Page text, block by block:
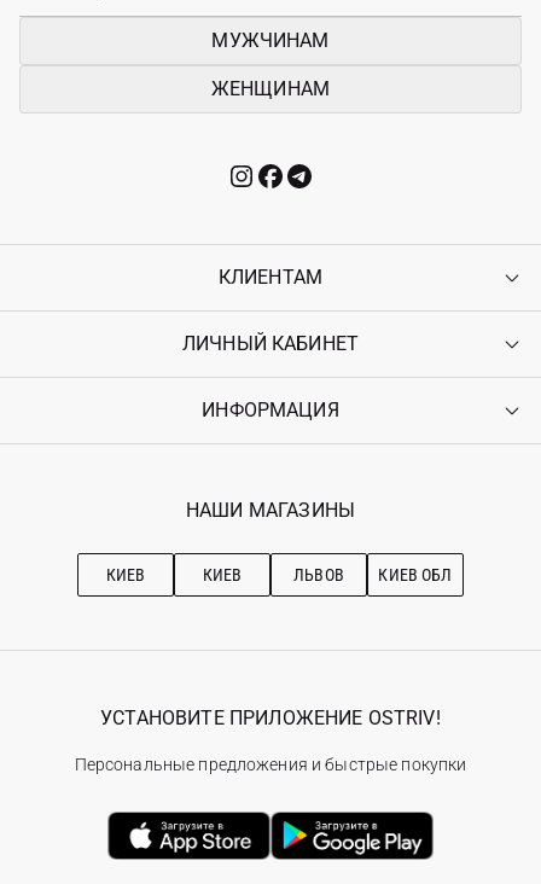
МУЖЧИНАМ
ЖЕНЩИНАМ
КЛИЕНТАМ
Контакты
Возврат
Гарантия
ЛИЧНЫЙ КАБИНЕТ
Войти
Ostriv Club+
ИНФОРМАЦИЯ
Наши магазини
Рекомендации по уходу
НАШИ МАГАЗИНЫ
КИЕВ КИЕВ ЛЬВОВ КИЕВ ОБЛ
УСТАНОВИТЕ ПРИЛОЖЕНИЕ OSTRIV!
Персональные предложения и быстрые покупки